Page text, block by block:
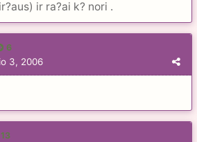
ir ra?ai k? nori .
6
3, 2006
13